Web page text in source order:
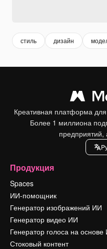
стиль дизайн
Креативная платформа
Более 1 миллиона
предприятий,
Продукция
Spaces
ИИ-помощник
Генератор изображений ИИ
Генератор видео ИИ
Генератор голоса на
Стоковый контент